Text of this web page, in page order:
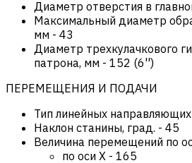
Диаметр отверстия в
Максимальный диаметр
мм - 43
Диаметр трехкулачкового
патрона, мм - 152 (6'')
ПЕРЕМЕЩЕНИЯ И ПОДАЧИ
Тип линейных направляющих
Наклон станины, град. - 45
Величина перемещений по
по оси Х - 165